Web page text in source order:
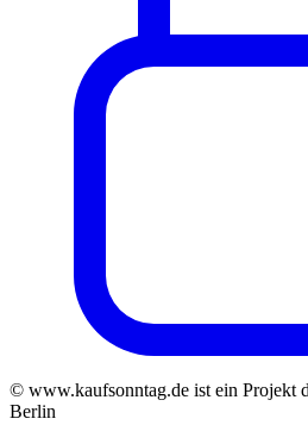
© www.kaufsonntag.de ist ein Projekt
Berlin